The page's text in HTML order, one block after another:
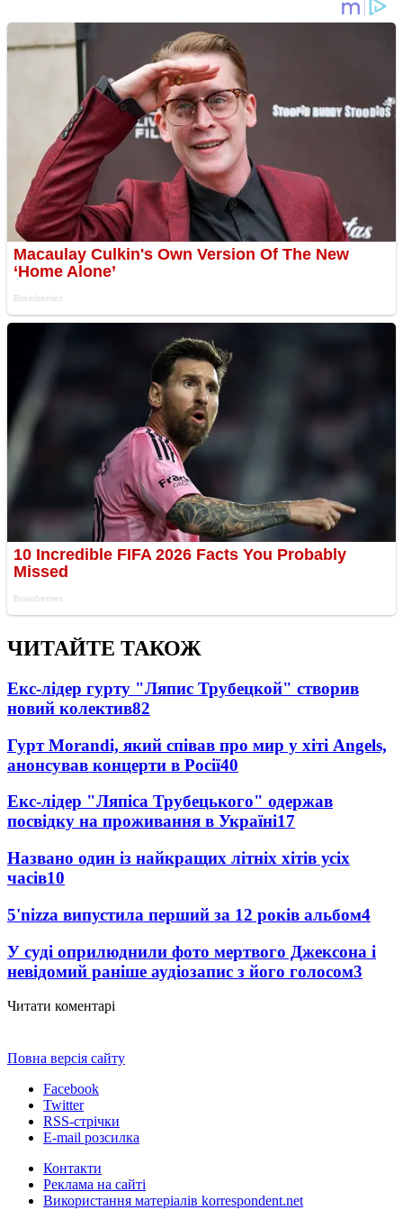
ЧИТАЙТЕ ТАКОЖ
Екс-лідер гурту "Ляпис Трубецкой" створив
новий колектив82
Гурт Morandi, який співав про мир у хіті Angels,
анонсував концерти в Росії40
Екс-лідер "Ляпіса Трубецького" одержав
посвідку на проживання в Україні17
Названо один із найкращих літніх хітів усіх
часів10
5'nizza випустила перший за 12 років альбом4
У суді оприлюднили фото мертвого Джексона і
невідомий раніше аудіозапис з його голосом3
Читати коментарі
Повна версія сайту
Facebook
Twitter
RSS-стрічки
E-mail розсилка
Контакти
Реклама на сайті
Використання матеріалів korrespondent.net